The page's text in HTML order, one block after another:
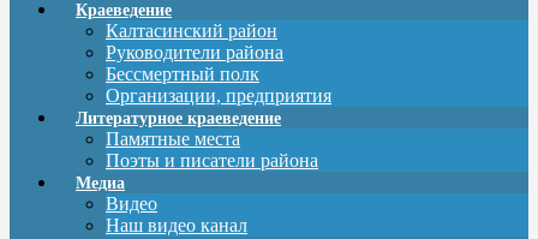
Краеведение
Калтасинский район
Руководители района
Бессмертный полк
Организации, предприятия
Литературное краеведение
Памятные места
Поэты и писатели района
Медиа
Видео
Наш видео канал